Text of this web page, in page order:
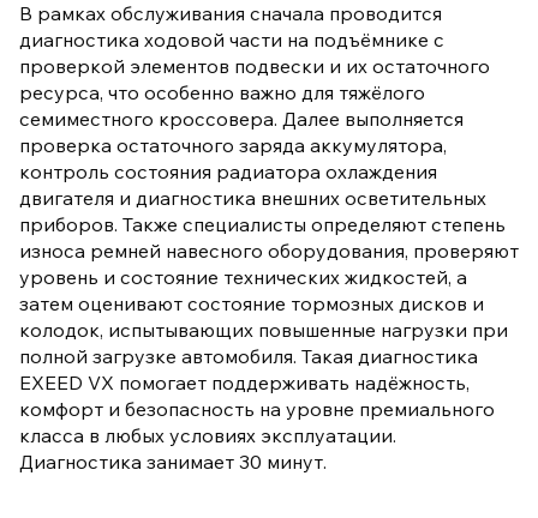
В рамках обслуживания сначала проводится
диагностика ходовой части на подъёмнике с
проверкой элементов подвески и их остаточного
ресурса, что особенно важно для тяжёлого
семиместного кроссовера. Далее выполняется
проверка остаточного заряда аккумулятора,
контроль состояния радиатора охлаждения
двигателя и диагностика внешних осветительных
приборов. Также специалисты определяют степень
износа ремней навесного оборудования, проверяют
уровень и состояние технических жидкостей, а
затем оценивают состояние тормозных дисков и
колодок, испытывающих повышенные нагрузки при
полной загрузке автомобиля. Такая диагностика
EXEED VX помогает поддерживать надёжность,
комфорт и безопасность на уровне премиального
класса в любых условиях эксплуатации.
Диагностика занимает 30 минут.